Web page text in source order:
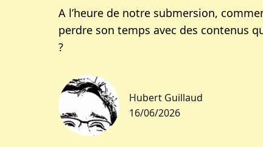
A l’heure de notre submersion,
perdre son temps avec des contenus
?
Hubert Guillaud
16/06/2026